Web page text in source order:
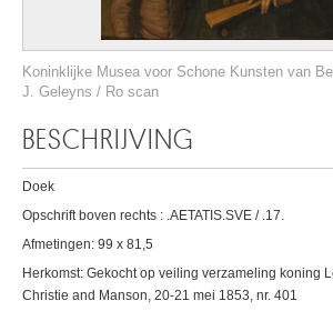
Koninklijke Musea voor Schone Kunsten van
J. Geleyns / Ro scan
BESCHRIJVING
Doek
Opschrift boven rechts : .AETATIS.SVE / .17.
Afmetingen: 99 x 81,5
Herkomst: Gekocht op veiling verzameling koning
Christie and Manson, 20-21 mei 1853, nr. 401